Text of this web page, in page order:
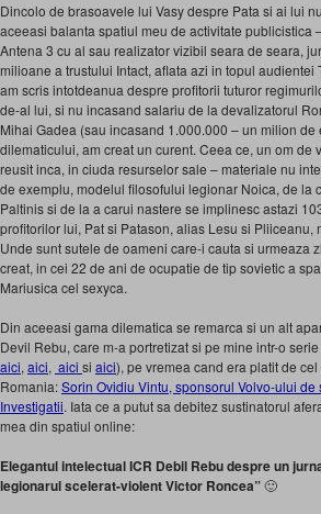
Dincolo de brasoavele lui Vasy despre Pata si ai lui
aceeasi balanta spatiul meu de activitate publicistica
Antena 3 cu al sau realizator vizibil seara de seara,
milioane a trustului Intact, aflata azi in topul
am scris intotdeanua despre profitorii tuturor
de-al lui, si nu incasand salariu de la devalizatorul
Mihai Gadea (sau incasand 1.000.000 – un milion
dilematicului, am creat un curent. Ceea ce, un om
reusit inca, in ciuda resurselor sale – materiale nu
de exemplu, modelul filosofului legionar Noica, de la
Paltinis si de la a carui nastere se implinesc astazi
profitorilor lui, Pat si Patason, alias Lesu si
Unde sunt sutele de oameni care-i cauta si urmeaza
creat, in cei 22 de ani de ocupatie de tip sovietic a
Mariusica cel sexyca.
Din aceeasi gama dilematica se remarca si un alt
Devil Rebu, care m-a portretizat si pe mine intr-o
aici, aici, aici si aici), pe vremea cand era platit de
Romania:Sorin Ovidiu Vintu, sponsorul Volvo-ului
Investigatii. Iata ce a putut sa debitez sustinatorul
mea din spatiul online:
Elegantul intelectual ICR Debil Rebu despre un
legionarul scelerat-violent Victor Roncea”🙂